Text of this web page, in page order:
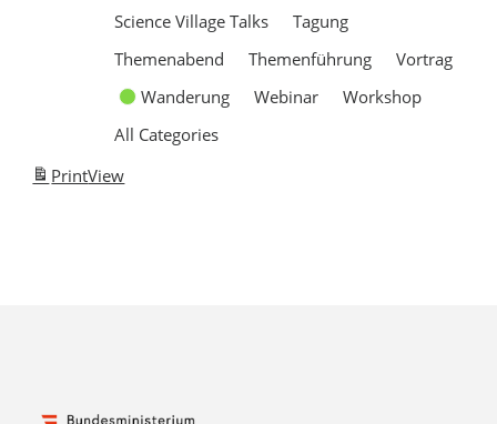
Science Village Talks
Tagung
Themenabend
Themenführung
Vortrag
Wanderung
Webinar
Workshop
All Categories
PrintView